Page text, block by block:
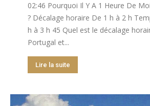
02:46 Pourquoi Il Y A 1 Heure De
? Décalage horaire De 1 h à 2 h
h à 3 h 45 Quel est le décalage
Portugal et...
Lire la suite